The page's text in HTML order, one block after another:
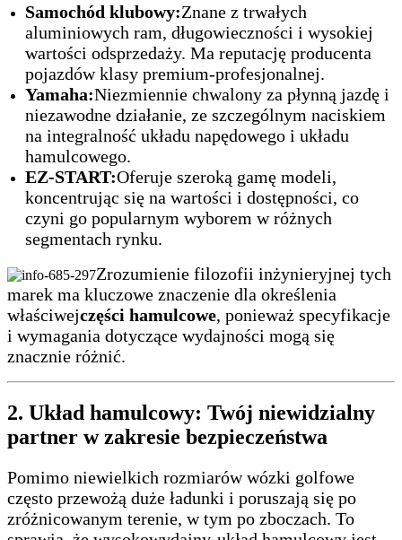
Samochód klubowy:Znane z trwałych
aluminiowych ram, długowieczności i wysokiej
wartości odsprzedaży. Ma reputację producenta
pojazdów klasy premium-profesjonalnej.
Yamaha:Niezmiennie chwalony za płynną jazdę i
niezawodne działanie, ze szczególnym naciskiem
na integralność układu napędowego i układu
hamulcowego.
EZ-START:Oferuje szeroką gamę modeli,
koncentrując się na wartości i dostępności, co
czyni go popularnym wyborem w różnych
segmentach rynku.
Zrozumienie filozofii inżynieryjnej tych
marek ma kluczowe znaczenie dla określenia
właściwejczęści hamulcowe, ponieważ specyfikacje
i wymagania dotyczące wydajności mogą się
znacznie różnić.
2. Układ hamulcowy: Twój niewidzialny
partner w zakresie bezpieczeństwa
Pomimo niewielkich rozmiarów wózki golfowe
często przewożą duże ładunki i poruszają się po
zróżnicowanym terenie, w tym po zboczach. To